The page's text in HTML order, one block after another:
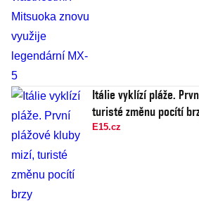
Itálie vyklízí pláže.
turisté změnu pocítí
E15.cz